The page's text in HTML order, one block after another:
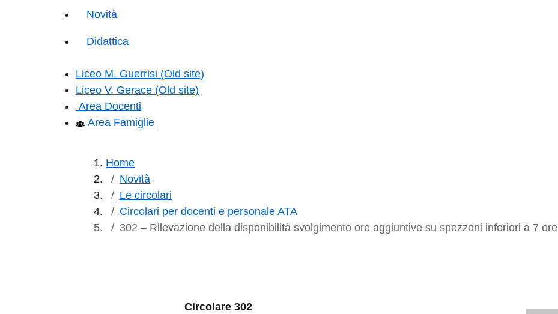
Novità
Didattica
Liceo M. Guerrisi (Old site)
Liceo V. Gerace (Old site)
Area Docenti
Area Famiglie
Home
Novità
Le circolari
Circolari per docenti e personale ATA
302 – Rilevazione della disponibilità svolgimento ore aggiuntive su spezzoni inferiori a 7 ore
Circolare 302